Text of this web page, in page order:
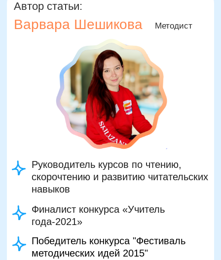
Только до 7 августа
+ второй курс в подарок*
Подробнее